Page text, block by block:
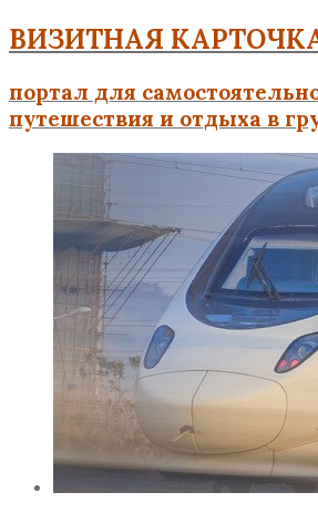
ВИЗИТНАЯ
портал для
путешествия и отдыха в